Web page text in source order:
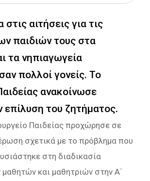
αιτήσεις για τις
παιδιών τους στα
τα νηπιαγωγεία
πολλοί γονείς. Το
ανακοίνωσε
επίλυση του ζητήματος.
Παιδείας προχώρησε σε
σχετικά με το πρόβλημα που
στη διαδικασία
και μαθητριών στην Α΄